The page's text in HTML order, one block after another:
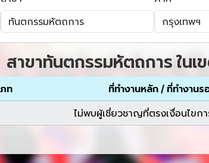
สาขาทันตกรรมหัตถการ ใน
ภท ที่ทำงานหลัก / ที่ทำงานร
ไม่พบผู้เชี่ยวชาญที่ตรงเงื่อนไขก